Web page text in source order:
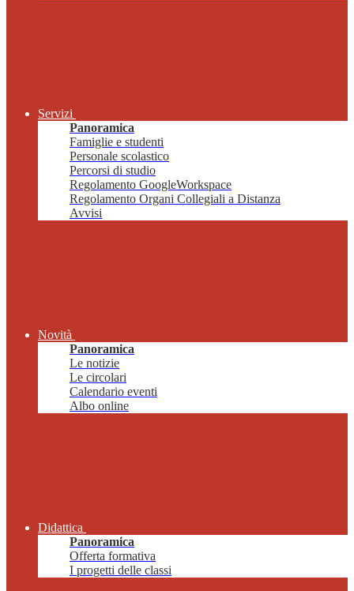
Servizi
Panoramica
Famiglie e studenti
Personale scolastico
Percorsi di studio
Regolamento GoogleWorkspace
Regolamento Organi Collegiali a Distanza
Avvisi
Novità
Panoramica
Le notizie
Le circolari
Calendario eventi
Albo online
Didattica
Panoramica
Offerta formativa
I progetti delle classi